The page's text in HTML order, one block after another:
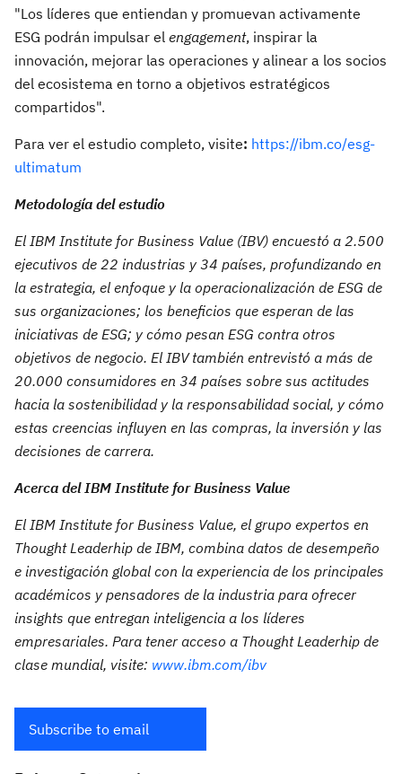
"Los líderes que entiendan y promuevan activamente
ESG podrán impulsar el engagement, inspirar la
innovación, mejorar las operaciones y alinear a los socios
del ecosistema en torno a objetivos estratégicos
compartidos".
Para ver el estudio completo, visite: https://ibm.co/esg-
ultimatum
Metodología del estudio
El IBM Institute for Business Value (IBV) encuestó a 2.500
ejecutivos de 22 industrias y 34 países, profundizando en
la estrategia, el enfoque y la operacionalización de ESG de
sus organizaciones; los beneficios que esperan de las
iniciativas de ESG; y cómo pesan ESG contra otros
objetivos de negocio. El IBV también entrevistó a más de
20.000 consumidores en 34 países sobre sus actitudes
hacia la sostenibilidad y la responsabilidad social, y cómo
estas creencias influyen en las compras, la inversión y las
decisiones de carrera.
Acerca del IBM Institute for Business Value
El IBM Institute for Business Value, el grupo expertos en
Thought Leaderhip de IBM, combina datos de desempeño
e investigación global con la experiencia de los principales
académicos y pensadores de la industria para ofrecer
insights que entregan inteligencia a los líderes
empresariales. Para tener acceso a Thought Leaderhip de
clase mundial, visite: www.ibm.com/ibv
Subscribe to email